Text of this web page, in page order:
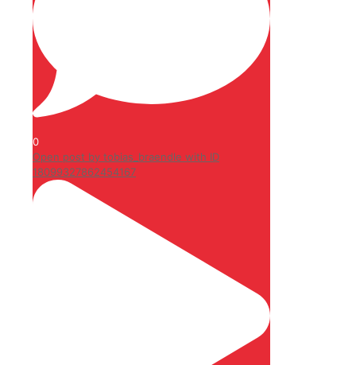
0
Open post by tobias_braendle with ID
18099327862454167